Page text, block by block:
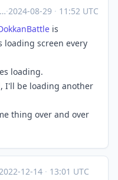
·2024-08-29 · 11:52 UTC
is
loading screen every
loading.
I'll be loading another
thing over and over
12-14 · 13:01 UTC